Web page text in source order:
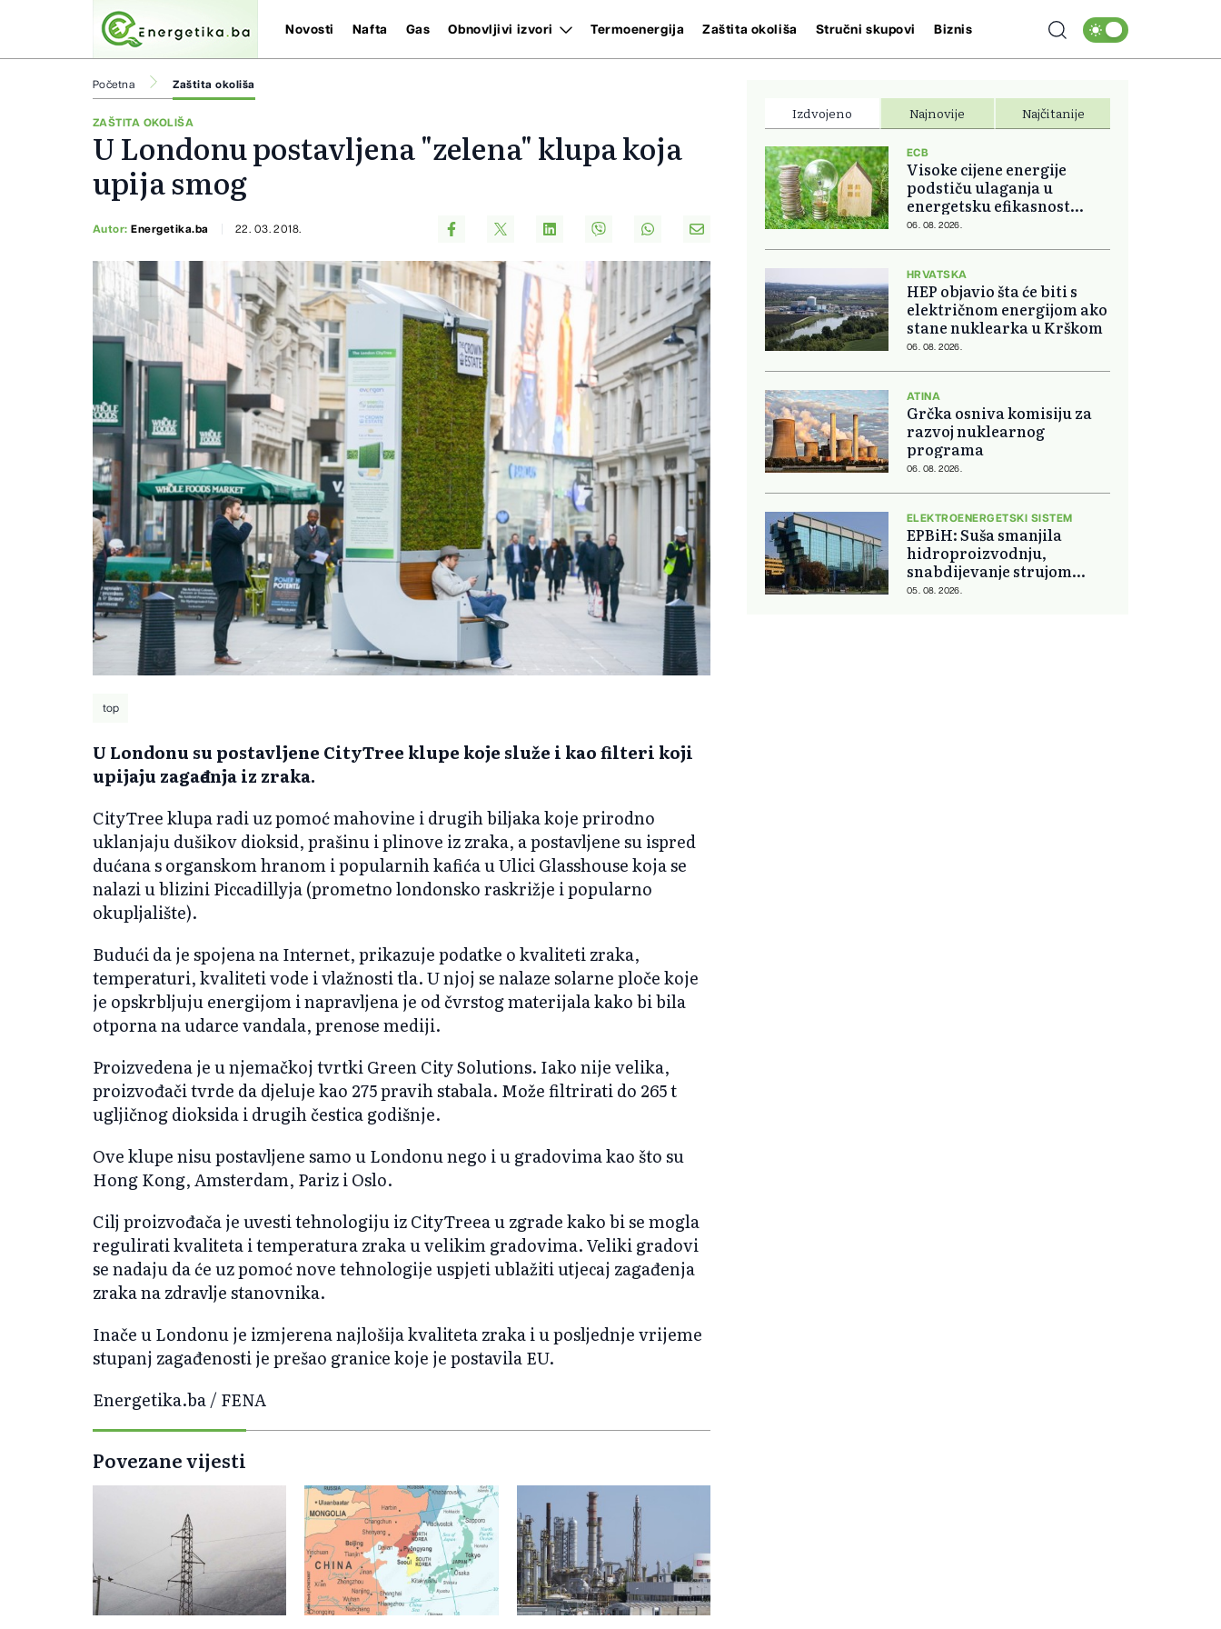
Novosti Nafta Gas Obnovljivi izvori Termoenergija Zaštita okoliša Stručni skupovi Biznis
Početna Zaštita okoliša
ZAŠTITA OKOLIŠA
U Londonu postavljena "zelena" klupa koja
upija smog
Autor:Energetika.ba 22. 03. 2018.
top
U Londonu su postavljene CityTree klupe koje služe i kao filteri koji
upijaju zagađenja iz zraka.
CityTree klupa radi uz pomoć mahovine i drugih biljaka koje prirodno
uklanjaju dušikov dioksid, prašinu i plinove iz zraka, a postavljene su ispred
dućana s organskom hranom i popularnih kafića u Ulici Glasshouse koja se
nalazi u blizini Piccadillyja (prometno londonsko raskrižje i popularno
okupljalište).
Budući da je spojena na Internet, prikazuje podatke o kvaliteti zraka,
temperaturi, kvaliteti vode i vlažnosti tla. U njoj se nalaze solarne ploče koje
je opskrbljuju energijom i napravljena je od čvrstog materijala kako bi bila
otporna na udarce vandala, prenose mediji.
Proizvedena je u njemačkoj tvrtki Green City Solutions. Iako nije velika,
proizvođači tvrde da djeluje kao 275 pravih stabala. Može filtrirati do 265 t
ugljičnog dioksida i drugih čestica godišnje.
Ove klupe nisu postavljene samo u Londonu nego i u gradovima kao što su
Hong Kong, Amsterdam, Pariz i Oslo.
Cilj proizvođača je uvesti tehnologiju iz CityTreea u zgrade kako bi se mogla
regulirati kvaliteta i temperatura zraka u velikim gradovima. Veliki gradovi
se nadaju da će uz pomoć nove tehnologije uspjeti ublažiti utjecaj zagađenja
zraka na zdravlje stanovnika.
Inače u Londonu je izmjerena najlošija kvaliteta zraka i u posljednje vrijeme
stupanj zagađenosti je prešao granice koje je postavila EU.
Energetika.ba / FENA
Povezane vijesti
Izdvojeno Najnovije Najčitanije
ECB
Visoke cijene energije
podstiču ulaganja u
energetsku efikasnost
domova
06. 08. 2026.
HRVATSKA
HEP objavio šta će biti s
električnom energijom ako
stane nuklearka u Krškom
06. 08. 2026.
ATINA
Grčka osniva komisiju za
razvoj nuklearnog
programa
06. 08. 2026.
ELEKTROENERGETSKI SISTEM
EPBiH: Suša smanjila
hidroproizvodnju,
snabdijevanje strujom
ostaje stabilno
05. 08. 2026.